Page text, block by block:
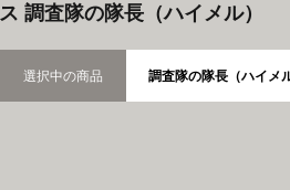
ス 調査隊の隊長（ハイメル）
選択中の商品 調査隊の隊長（ハイメ